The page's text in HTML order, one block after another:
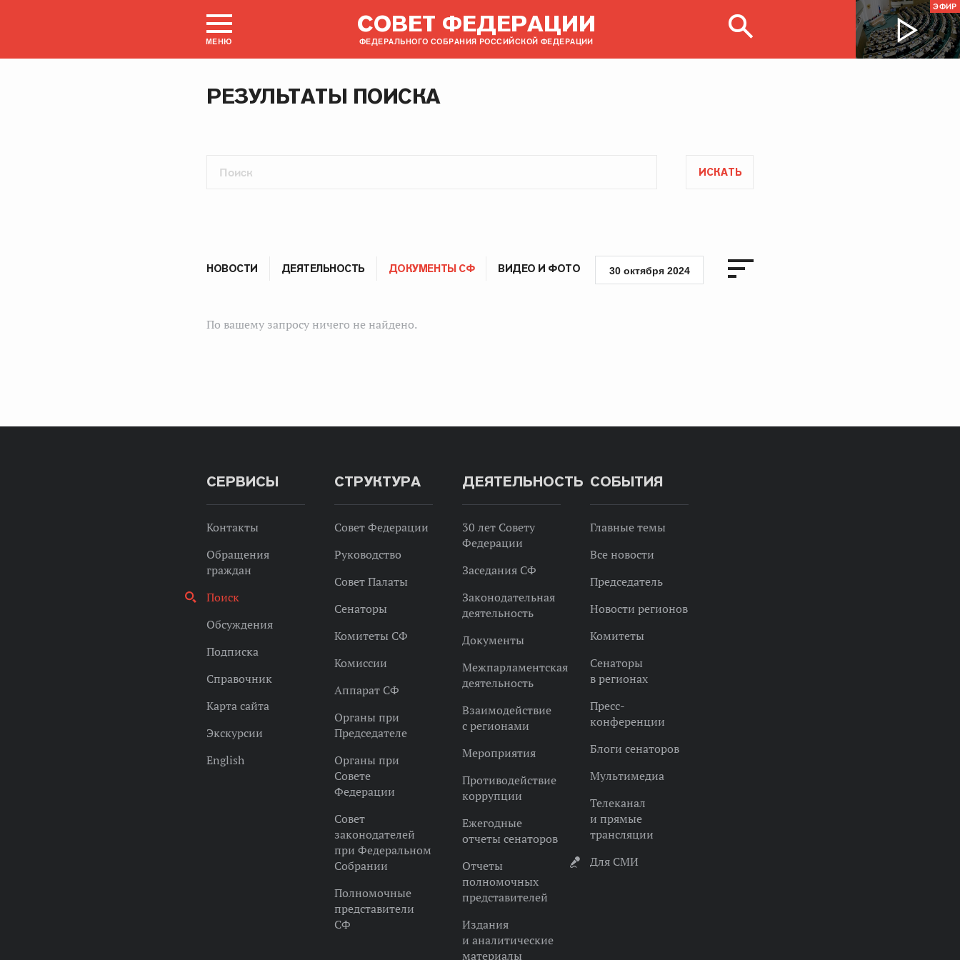
МЕНЮ
СОВЕТ ФЕДЕРАЦИИ
ФЕДЕРАЛЬНОГО СОБРАНИЯ РОССИЙСКОЙ ФЕДЕРАЦИИ
ЭФИР
РЕЗУЛЬТАТЫ ПОИСКА
ИСКАТЬ
НОВОСТИ ДЕЯТЕЛЬНОСТЬ ДОКУМЕНТЫ СФ ВИДЕО И ФОТО 30 октября 2024
По вашему запросу ничего не найдено.
СЕРВИСЫ
Контакты
Обращения
граждан
Поиск
Обсуждения
Подписка
Справочник
Карта сайта
Экскурсии
English
СТРУКТУРА
Совет Федерации
Руководство
Совет Палаты
Сенаторы
Комитеты СФ
Комиссии
Аппарат СФ
Органы при
Председателе
Органы при
Совете
Федерации
Совет
законодателей
при Федеральном
Собрании
Полномочные
представители
СФ
ДЕЯТЕЛЬНОСТЬ
30 лет Совету
Федерации
Заседания СФ
Законодательная
деятельность
Документы
Межпарламентская
деятельность
Взаимодействие
с регионами
Мероприятия
Противодействие
коррупции
Ежегодные
отчеты сенаторов
Отчеты
полномочных
представителей
Издания
и аналитические
материалы
СОБЫТИЯ
Главные темы
Все новости
Председатель
Новости регионов
Комитеты
Сенаторы
в регионах
Пресс-
конференции
Блоги сенаторов
Мультимедиа
Телеканал
и прямые
трансляции
Для СМИ